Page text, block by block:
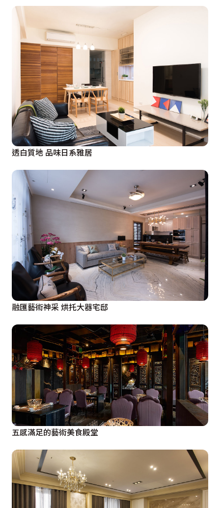
透白質地 品味日系雅居
融匯藝術神采 烘托大器宅邸
五感滿足的藝術美食殿堂